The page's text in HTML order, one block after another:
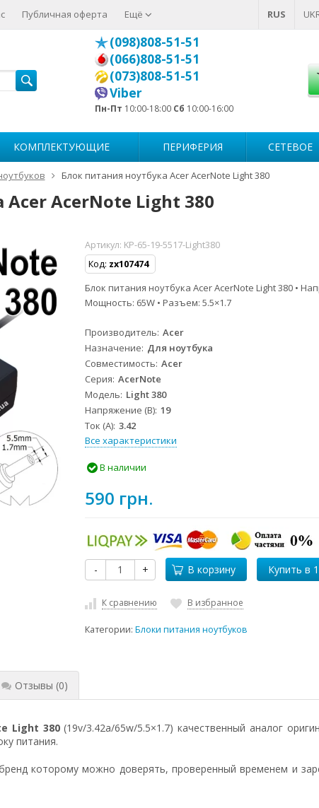
RUS
Публичная оферта Ещё
(098)808-51-51
(066)808-51-51
(073)808-51-51
Viber
Пн-Пт 10:00-18:00 Сб 10:00-16:00
КОМПЛЕКТУЮЩИЕ ПЕРИФЕРИЯ СЕТЕВОЕ
Блок питания ноутбука Acer AcerNote Light 380
AcerNote Light 380
Артикул: KP-65-19-5517-Light380
Код: zx107474
Блок питания ноутбука Acer AcerNote Light 380 •
Мощность: 65W • Разъем: 5.5×1.7
Производитель Acer
Назначение Для ноутбука
Совместимость Acer
Серия AcerNote
Модель Light 380
Напряжение (В) 19
Ток (А) 3.42
Все характеристики
В наличии
590 грн.
- + В корзину
К сравнению В избранное
Категории:Блоки питания ноутбуков
Отзывы (0)
Light 380(19v/3.42a/65w/5.5×1.7) качественный аналог
питания.
которому можно доверять, проверенный временем и